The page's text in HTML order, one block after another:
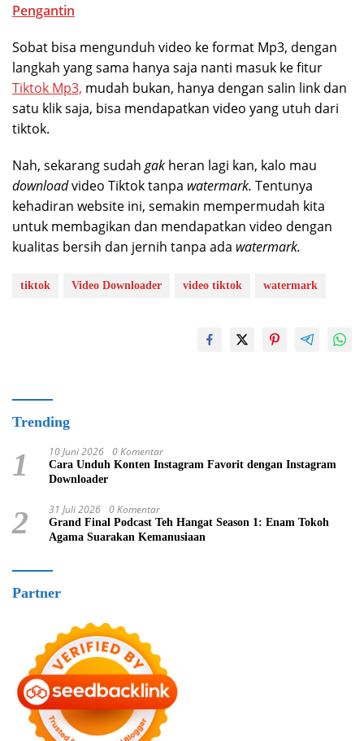
Pengantin
Sobat bisa mengunduh video ke format Mp3, dengan
langkah yang sama hanya saja nanti masuk ke fitur
Tiktok Mp3, mudah bukan, hanya dengan salin link dan
satu klik saja, bisa mendapatkan video yang utuh dari
tiktok.
Nah, sekarang sudah gak heran lagi kan, kalo mau
downloadvideo Tiktok tanpa watermark. Tentunya
kehadiran website ini, semakin mempermudah kita
untuk membagikan dan mendapatkan video dengan
kualitas bersih dan jernih tanpa ada watermark.
tiktok Video Downloader video tiktok watermark
Trending
1 10 Juni 2026 0 Komentar
Cara Unduh Konten Instagram Favorit dengan Instagram
Downloader
2 31 Juli 2026 0 Komentar
Grand Final Podcast Teh Hangat Season 1: Enam Tokoh
Agama Suarakan Kemanusiaan
Partner